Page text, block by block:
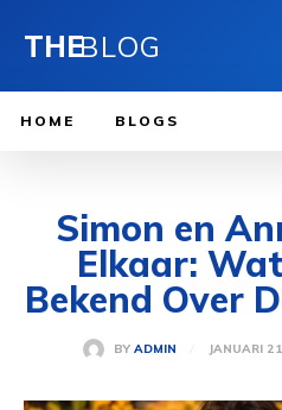
THEBLOG
HOME BLOGS
Simon en
Elkaar:
Bekend Over
BY ADMIN JANUARI